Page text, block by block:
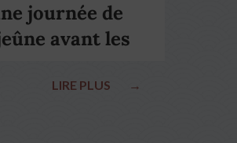
journée de
avant les
LIRE PLUS →